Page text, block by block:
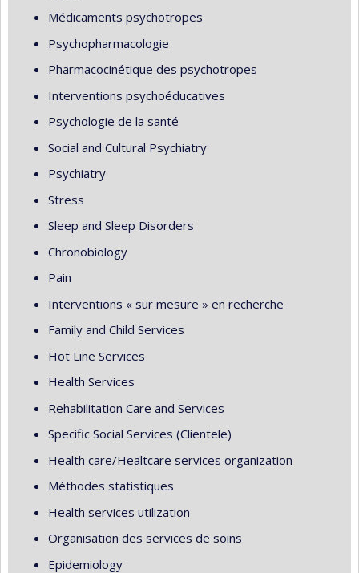
Médicaments psychotropes
Psychopharmacologie
Pharmacocinétique des psychotropes
Interventions psychoéducatives
Psychologie de la santé
Social and Cultural Psychiatry
Psychiatry
Stress
Sleep and Sleep Disorders
Chronobiology
Pain
Interventions « sur mesure » en recherche
Family and Child Services
Hot Line Services
Health Services
Rehabilitation Care and Services
Specific Social Services (Clientele)
Health care/Healtcare services organization
Méthodes statistiques
Health services utilization
Organisation des services de soins
Epidemiology